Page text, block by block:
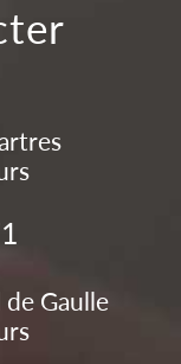
Gaulle